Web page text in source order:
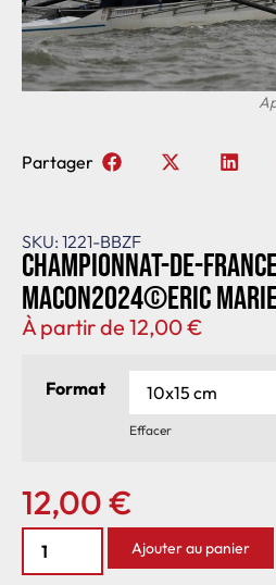
SKU: 1221-BBZF
Championnat-de-
Macon2024©Eric
À partir de 12,00€
Format
Effacer
12,00€
Ajouter au panier
Partager